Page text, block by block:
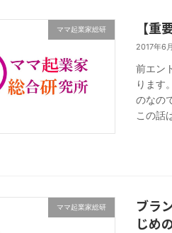
ママ起業家総研 【重
2017年6
前エン
ります
のなの
この話
ママ起業家総研
ブラ
じめ